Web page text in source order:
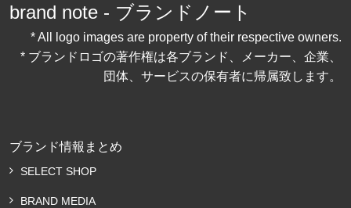
brand note - ブランドノート
* All logo images are property of their respective owners.
* ブランドロゴの著作権は各ブランド、メーカー、企業、
団体、サービスの保有者に帰属致します。
ブランド情報まとめ
SELECT SHOP
BRAND MEDIA